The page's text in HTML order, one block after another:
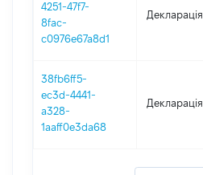
4251-47f7-
8fac-
c0976e67a8d1
Декларація
38fb6ff5-
ec3d-4441-
a328-
1aaff0e3da68
Декларація